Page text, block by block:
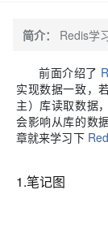
简介： Redis学
前面介绍了
实现数据一致，
主） 库读取数据
会影响从库的数
章就来学习下
1.笔记图